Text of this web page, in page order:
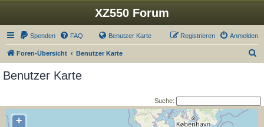
XZ550 Forum
Spenden FAQ Benutzer Karte Anmelden
Registrieren
Foren-Übersicht Benutzer Karte
e
Benutzer Karte
Suche:
+